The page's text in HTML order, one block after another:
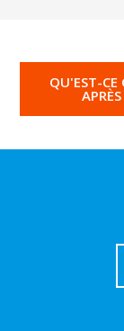
QU'EST-CE